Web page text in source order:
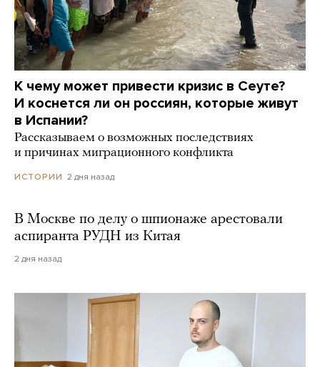
К чему может привести кризис в Сеуте?
И коснется ли он россиян, которые живут
в Испании?
Рассказываем о возможных последствиях
и причинах миграционного конфликта
ИСТОРИИ 2 дня назад
В Москве по делу о шпионаже арестовали
аспиранта РУДН из Китая
2 дня назад